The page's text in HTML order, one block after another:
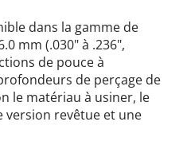
dans la gamme de
mm (.030" à .236",
de pouce à
de perçage de
le matériau à usiner, le
version revêtue et une